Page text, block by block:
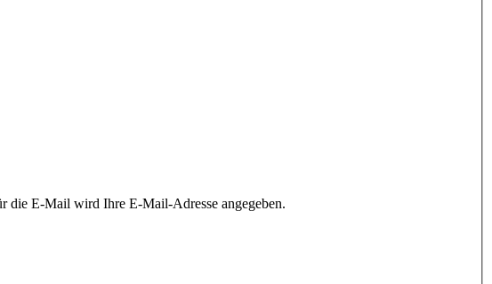
E-Mail wird Ihre E-Mail-Adresse angegeben.